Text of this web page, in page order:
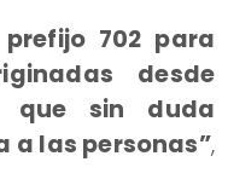
702 para
desde
que sin duda
a las personas”,